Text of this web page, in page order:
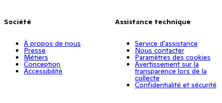
Société
À propos de nous
Presse
Métiers
Conception
Accessibilité
Assistance technique
Service d'assistance
Nous contacter
Paramètres des cookies
Avertissement sur la
transparence lors de la
collecte
Confidentialité et sécurité